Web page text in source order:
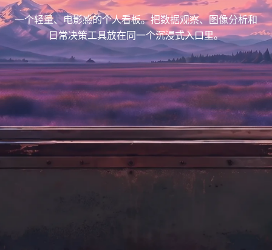
一个轻量、电影感的个人看板。把数据观察、图像分析和
日常决策工具放在同一个沉浸式入口里。